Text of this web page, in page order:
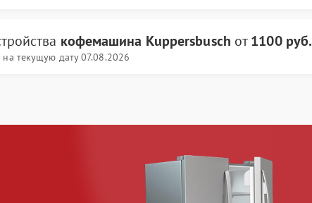
кофемашина Kuppersbusch от1100 руб.
на текущую дату 07.08.2026